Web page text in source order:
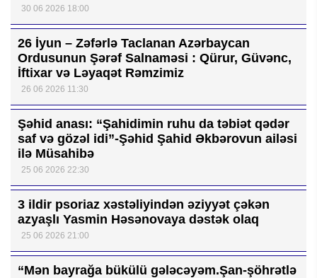
30 06 2026 18:00
26 İyun – Zəfərlə Taclanan Azərbaycan
Ordusunun Şərəf Salnaməsi : Qürur, Güvənc,
İftixar və Ləyaqət Rəmzimiz
26 06 2026 11:30
Şəhid anası: “Şahidimin ruhu da təbiət qədər
saf və gözəl idi”-Şəhid Şahid Əkbərovun ailəsi
ilə Müsahibə
25 06 2026 22:30
3 ildir psoriaz xəstəliyindən əziyyət çəkən
azyaşlı Yasmin Həsənovaya dəstək olaq
25 06 2026 21:00
“Mən bayrağa bükülü gələcəyəm.Şan-şöhrətlə